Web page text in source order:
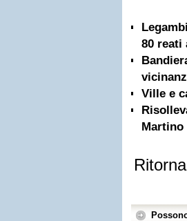
80 reati
Ville e
Martino